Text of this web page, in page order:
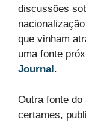
discussões
que vinham
uma fonte
Journal.
Outra fonte
certames,